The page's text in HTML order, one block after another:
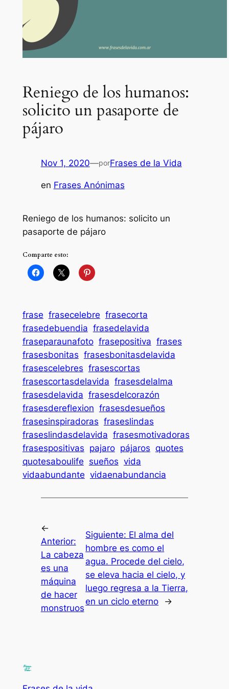
Reniego de los humanos:
solicito un pasaporte de
pájaro
Nov 1, 2020—porFrases de la Vida
en Frases Anónimas
Reniego de los humanos: solicito un
pasaporte de pájaro
Comparte esto:
frase frasecelebre frasecorta
frasedebuendia frasedelavida
fraseparaunafoto frasepositiva frases
frasesbonitas frasesbonitasdelavida
frasescelebres frasescortas
frasescortasdelavida frasesdelalma
frasesdelavida frasesdelcorazón
frasesdereflexion frasesdesueños
frasesinspiradoras fraseslindas
fraseslindasdelavida frasesmotivadoras
frasespositivas pajaro pájaros quotes
quotesaboulife sueños vida
vidaabundante vidaenabundancia
←
Anterior:
La cabeza
es una
máquina
de hacer
monstruos
Siguiente: El alma del
hombre es como el
agua. Procede del cielo,
se eleva hacia el cielo, y
luego regresa a la Tierra,
en un ciclo eterno
→